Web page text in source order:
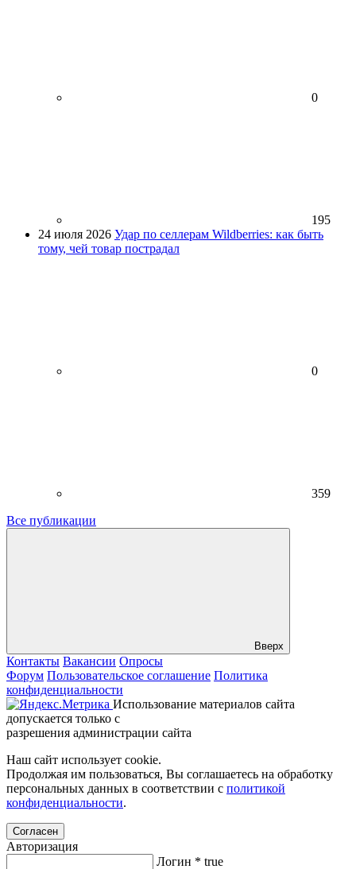
0
195
24 июля 2026 Удар по селлерам Wildberries: как быть
тому, чей товар пострадал
0
359
Все публикации
Вверх
Контакты Вакансии Опросы
Форум Пользовательское соглашение Политика
конфиденциальности
Использование материалов сайта
допускается только с
разрешения администрации сайта
Наш сайт использует cookie.
Продолжая им пользоваться, Вы соглашаетесь на обработку
персональных данных в соответствии с политикой
конфиденциальности.
Согласен
Авторизация
Логин * true